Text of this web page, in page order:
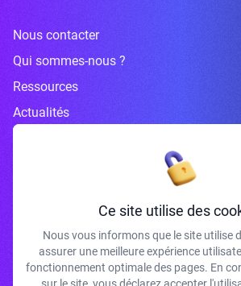
Nous contacter
Qui sommes-nous ?
Ressources
Actualités
Inscrivez-vous à la
J'accepte de recevoir vos e-mails et confirme
votre politique de confidentialité et
Ce site utilise des
Nous vous informons que le site utilise
assurer une meilleure expérience
fonctionnement optimale des pages. En